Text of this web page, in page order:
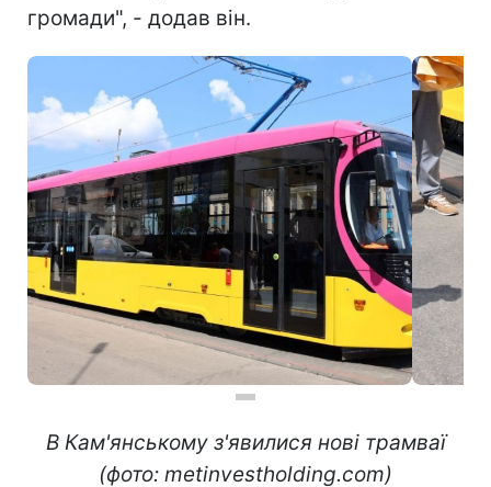
громади", - додав він.
В Кам'янському з'явилися нові трамваї
(фото: metinvestholding.com)